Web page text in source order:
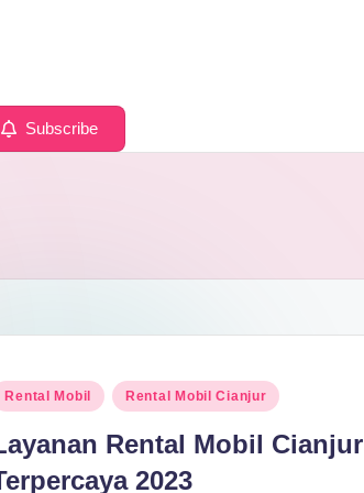
Subscribe
Rental Mobil Rental Mobil Cianjur
Rental Mobil Cianjur
2023